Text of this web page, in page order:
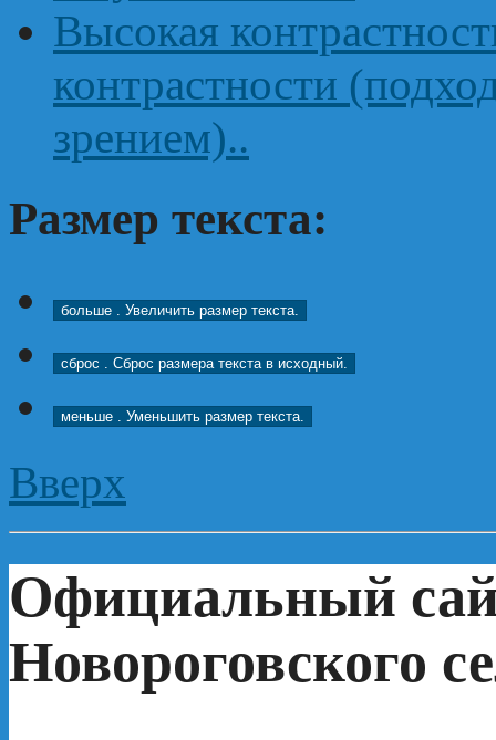
Высокая
контрастности
зрением)..
Размер текста:
больше . Увеличить размер текста.
сброс . Сброс размера текста в исходный.
меньше . Уменьшить размер текста.
Вверх
Официальный
Новороговского